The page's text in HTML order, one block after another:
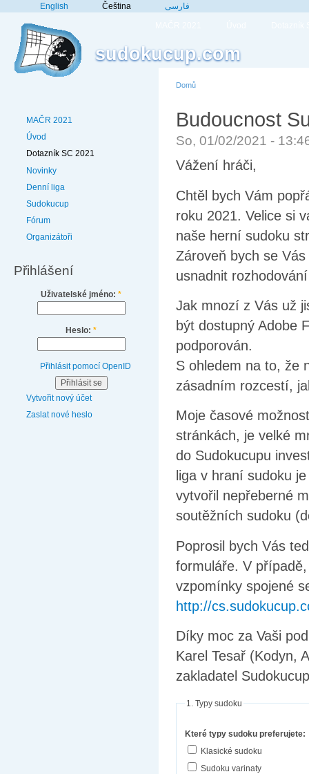
English Čeština فارسی
sudokucup.com
MAČR 2021
Úvod
Dotazník SC 2021
Novinky
Denní liga
Sudokucup
Fórum
Organizátoři
Přihlášení
Uživatelské jméno: *
Heslo: *
Přihlásit pomocí OpenID
Vytvořit nový účet
Zaslat nové heslo
Domů
Budoucnost
So, 01/02/2021 -
Vážení hráči,
Chtěl bych Vám
roku 2021. Velice si
naše herní sudoku
Zároveň bych se
usnadnit
Jak mnozí z Vás už
být dostupný Adobe
podporován.
S ohledem na to, že
zásadním rozcestí,
Moje časové
stránkách, je velké
do Sudokucupu
liga v hraní sudoku
vytvořil nepřeberné
soutěžních sudoku
Poprosil bych Vás
formuláře. V
vzpomínky spojené
http://
Díky moc za Vaši
Karel Tesař (Kodyn,
zakladatel
1. Typy sudoku
Které typy sudoku preferujete:
Klasické sudoku
Sudoku varinaty